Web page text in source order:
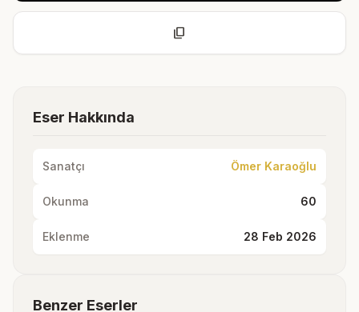
content_copy
Eser Hakkında
Sanatçı Ömer Karaoğlu
Okunma 60
Eklenme 28 Feb 2026
Benzer Eserler